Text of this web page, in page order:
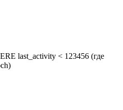
last_activity < 123456 (где